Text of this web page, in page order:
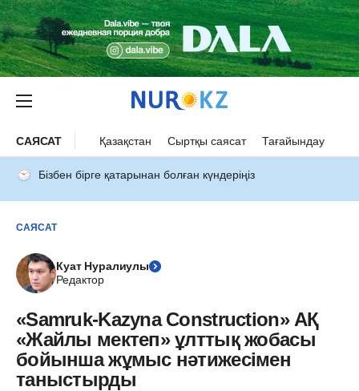
САЯСАТ Қазақстан Сыртқы саясат Тағайындау
Бізбен бірге қатарынан болған күндеріңіз
САЯСАТ
Куат Нуралиулы
Редактор
«Samruk-Kazyna Construction» АҚ
«Жайлы мектеп» ұлттық жобасы
бойынша жұмыс нәтижесімен
таныстырды